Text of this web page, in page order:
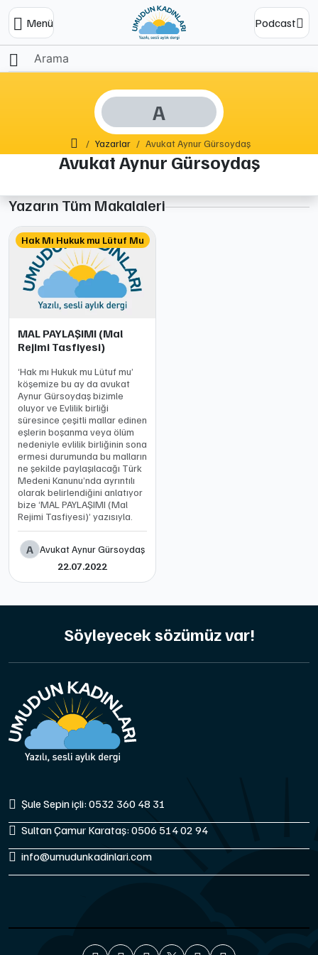
Menü Podcast
A
Ana SayfaYazarlar Avukat Aynur Gürsoydaş
Avukat Aynur Gürsoydaş
Yazarın Tüm Makalaleri
Hak Mı Hukuk mu Lütuf Mu
MAL PAYLAŞIMI (Mal
Rejimi Tasfiyesi)
‘Hak mı Hukuk mu Lütuf mu’
köşemize bu ay da avukat
Aynur Gürsoydaş bizimle
oluyor ve Evlilik birliği
süresince çeşitli mallar edinen
eşlerin boşanma veya ölüm
nedeniyle evlilik birliğinin sona
ermesi durumunda bu malların
ne şekilde paylaşılacağı Türk
Medeni Kanunu’nda ayrıntılı
olarak belirlendiğini anlatıyor
bize ‘MAL PAYLAŞIMI (Mal
Rejimi Tasfiyesi)’ yazısıyla.
A Avukat Aynur Gürsoydaş
22.07.2022
Söyleyecek sözümüz var!
Şule Sepin içli: 0532 360 48 31
Sultan Çamur Karataş: 0506 514 02 94
info@umudunkadinlari.com